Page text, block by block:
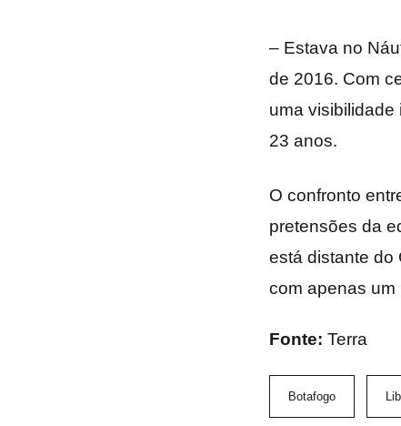
– Estava no
de 2016. Com
uma visibilidade
23 anos.
O confronto
pretensões da
está distante do
com apenas um
Fonte: Terra
Botafogo